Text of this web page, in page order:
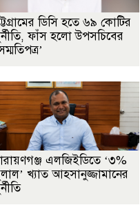
ডিসি হতে ৬৯ কোটির
ফাঁস হলো উপসচিবের
এলজিইডিতে ‘৩%
খ্যাত আহসানুজ্জামানের